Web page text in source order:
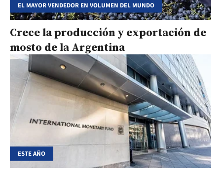
EL MAYOR VENDEDOR EN VOLUMEN DEL MUNDO
Crece la producción y exportación de
mosto de la Argentina
ESTE AÑO